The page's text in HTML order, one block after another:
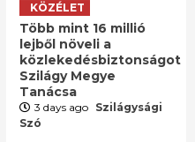
KÖZÉLET
Több mint 16 millió
lejből növeli a
közlekedésbiztonságot
Szilágy Megye
Tanácsa
3 days ago Szilágysági
Szó